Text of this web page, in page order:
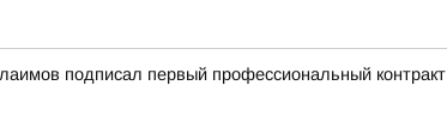
подписал первый профессиональный контракт